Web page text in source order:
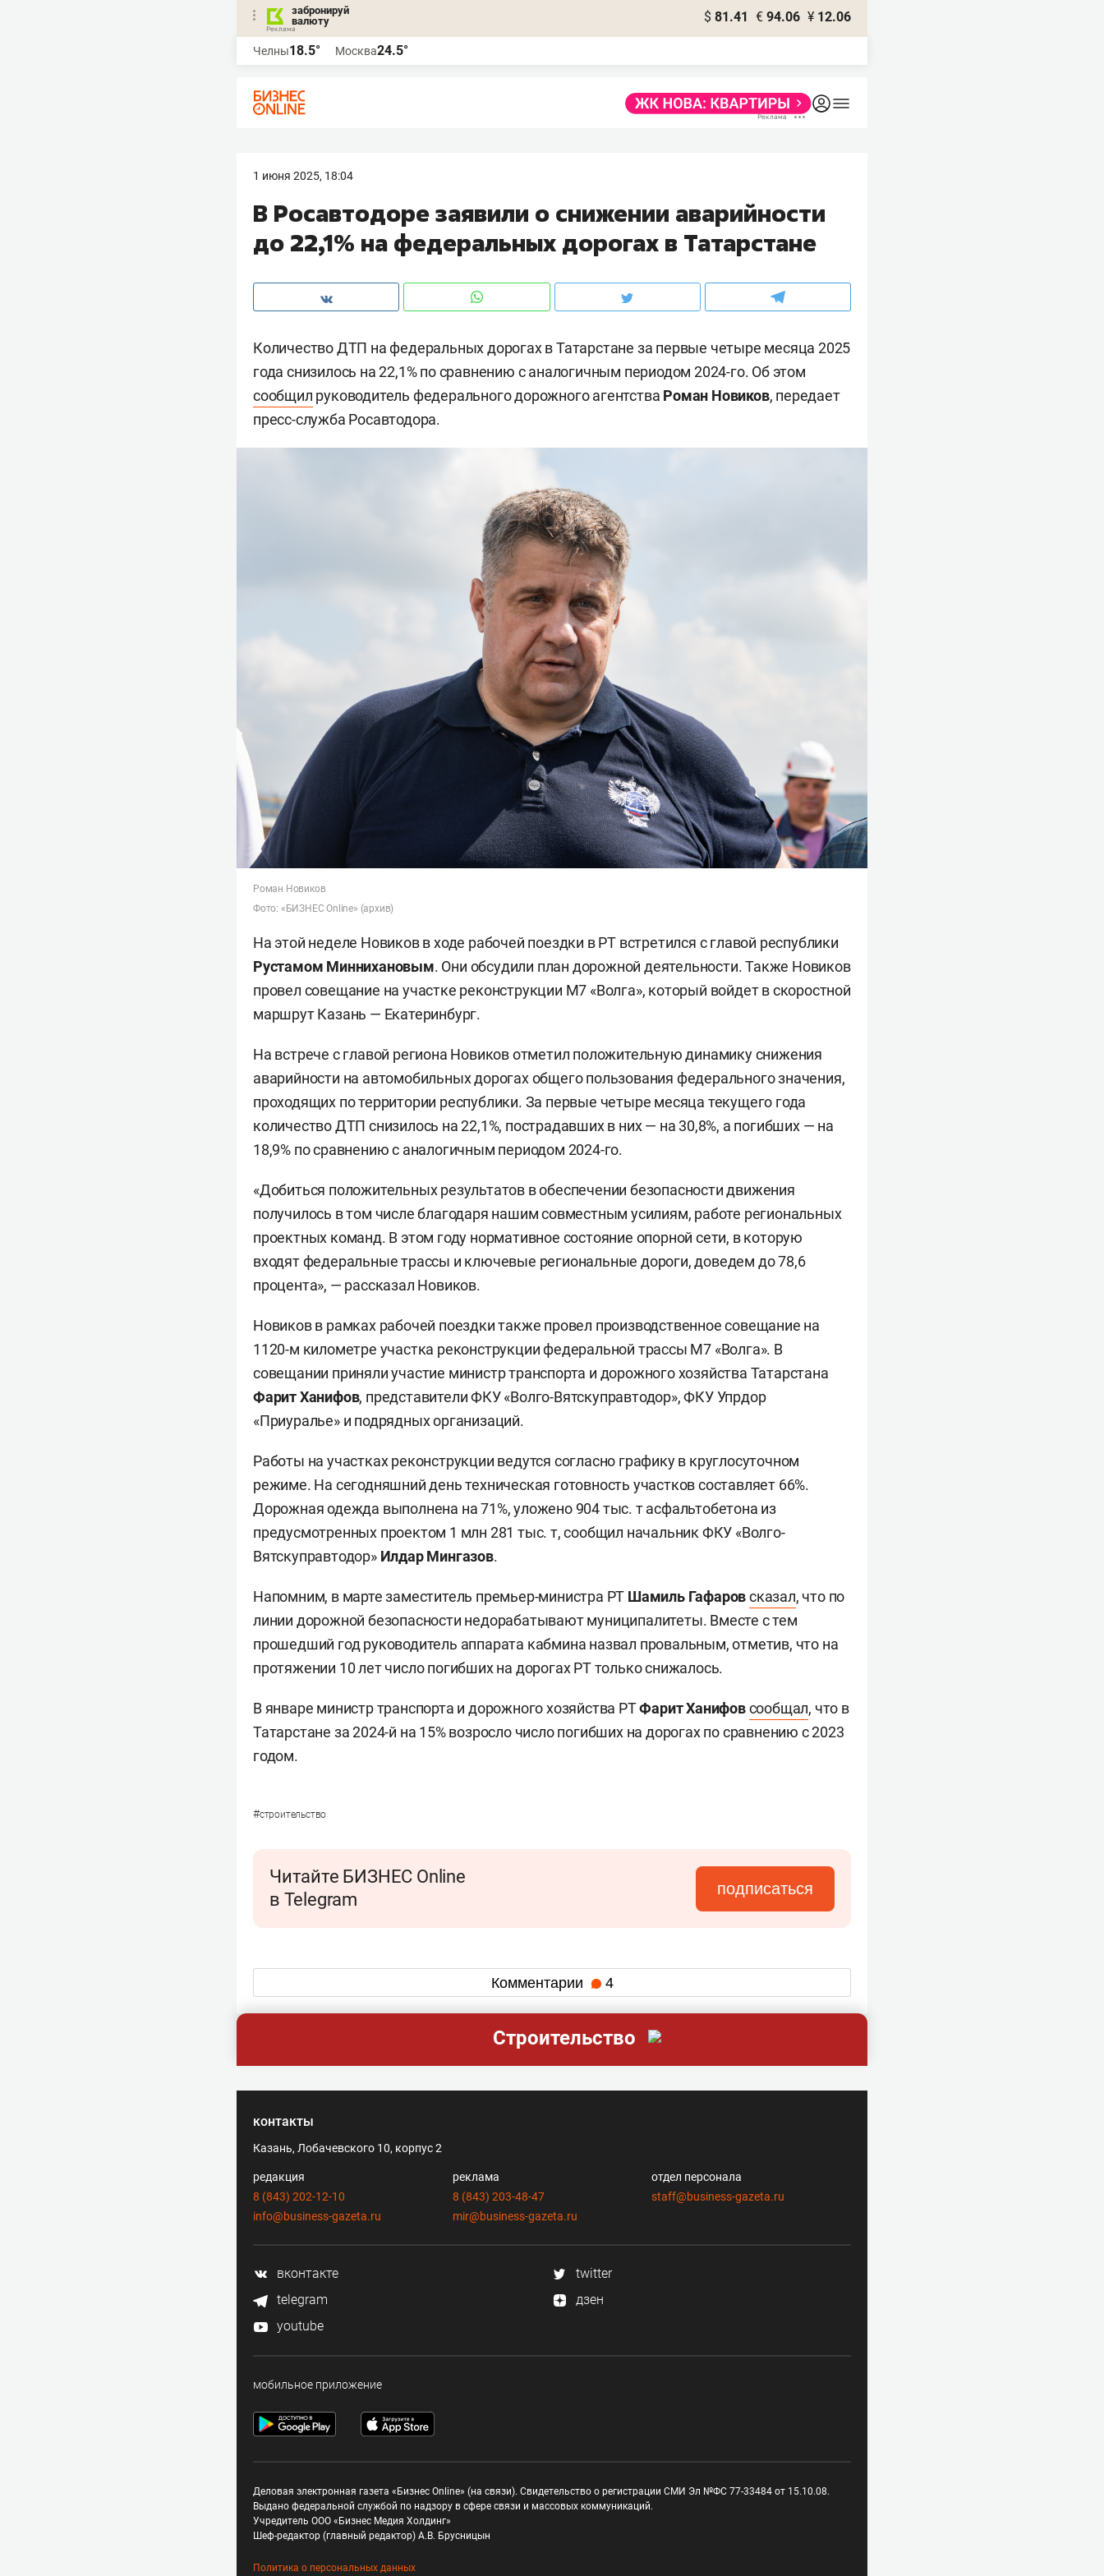
забронируй
валюту
$ 81.41 € 94.06 ¥ 12.06
Челны18.5° Москва24.5°
1 июня 2025, 18:04
В Росавтодоре заявили о снижении аварийности
до 22,1% на федеральных дорогах в Татарстане
Количество ДТП на федеральных дорогах в Татарстане за первые четыре месяца 2025
года снизилось на 22,1% по сравнению с аналогичным периодом 2024-го. Об этом
сообщил руководитель федерального дорожного агентства Роман Новиков, передает
пресс-служба Росавтодора.
Роман Новиков
Фото: «БИЗНЕС Online» (архив)
На этой неделе Новиков в ходе рабочей поездки в РТ встретился с главой республики
Рустамом Миннихановым. Они обсудили план дорожной деятельности. Также Новиков
провел совещание на участке реконструкции М7 «Волга», который войдет в скоростной
маршрут Казань — Екатеринбург.
На встрече с главой региона Новиков отметил положительную динамику снижения
аварийности на автомобильных дорогах общего пользования федерального значения,
проходящих по территории республики. За первые четыре месяца текущего года
количество ДТП снизилось на 22,1%, пострадавших в них — на 30,8%, а погибших — на
18,9% по сравнению с аналогичным периодом 2024-го.
«Добиться положительных результатов в обеспечении безопасности движения
получилось в том числе благодаря нашим совместным усилиям, работе региональных
проектных команд. В этом году нормативное состояние опорной сети, в которую
входят федеральные трассы и ключевые региональные дороги, доведем до 78,6
процента», — рассказал Новиков.
Новиков в рамках рабочей поездки также провел производственное совещание на
1120-м километре участка реконструкции федеральной трассы М7 «Волга». В
совещании приняли участие министр транспорта и дорожного хозяйства Татарстана
Фарит Ханифов, представители ФКУ «Волго-Вятскуправтодор», ФКУ Упрдор
«Приуралье» и подрядных организаций.
Работы на участках реконструкции ведутся согласно графику в круглосуточном
режиме. На сегодняшний день техническая готовность участков составляет 66%.
Дорожная одежда выполнена на 71%, уложено 904 тыс. т асфальтобетона из
предусмотренных проектом 1 млн 281 тыс. т, сообщил начальник ФКУ «Волго-
Вятскуправтодор» Илдар Мингазов.
Напомним, в марте заместитель премьер-министра РТ Шамиль Гафаровсказал, что по
линии дорожной безопасности недорабатывают муниципалитеты. Вместе с тем
прошедший год руководитель аппарата кабмина назвал провальным, отметив, что на
протяжении 10 лет число погибших на дорогах РТ только снижалось.
В январе министр транспорта и дорожного хозяйства РТФарит Ханифовсообщал, что в
Татарстане за 2024-й на 15% возросло число погибших на дорогах по сравнению с 2023
годом.
#строительство
Читайте БИЗНЕС Online
в Telegram
подписаться
Комментарии 4
Строительство
контакты
Казань, Лобачевского 10, корпус 2
редакция
8 (843) 202-12-10
info@business-gazeta.ru
реклама
8 (843) 203-48-47
mir@business-gazeta.ru
отдел персонала
staff@business-gazeta.ru
вконтакте
twitter
telegram
дзен
youtube
мобильное приложение
Деловая электронная газета «Бизнес Online» (на связи). Свидетельство о регистрации СМИ Эл №ФС 77-33484 от 15.10.08.
Выдано федеральной службой по надзору в сфере связи и массовых коммуникаций.
Учредитель ООО «Бизнес Медия Холдинг»
Шеф-редактор (главный редактор) А.В. Брусницын
Политика о персональных данных